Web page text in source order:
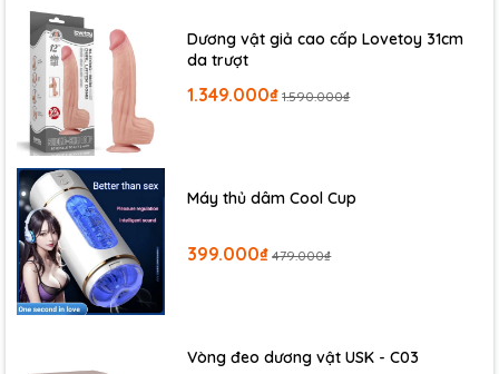
Dương vật giả cao cấp Lovetoy 31cm
da trượt
1.349.000₫ 1.590.000₫
Máy thủ dâm Cool Cup
399.000₫ 479.000₫
Vòng đeo dương vật USK - C03